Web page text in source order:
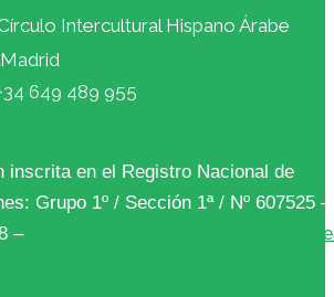
Intercultural Hispano Árabe
Madrid
649 489 955
inscrita en el Registro Nacional de
Grupo 1º / Sección 1ª / Nº 607525
–
Protección de datos y Ley de